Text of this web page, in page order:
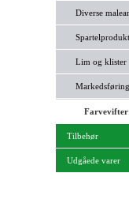
Diverse
Lim og klister
Tilbehør
Udgåede varer